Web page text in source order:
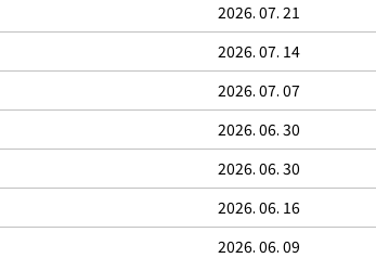
2026. 07. 21
2026. 07. 14
2026. 07. 07
2026. 06. 30
2026. 06. 30
2026. 06. 16
2026. 06. 09